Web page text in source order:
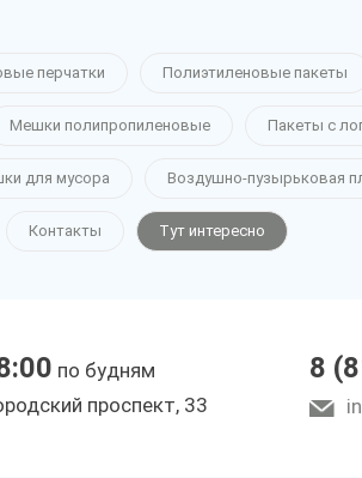
перчатки Полиэтиленовые пакеты
Мешки полипропиленовые Пакеты с
для мусора Воздушно-пузырьковая
Контакты Тут интересно
по будням
проспект, 33
8